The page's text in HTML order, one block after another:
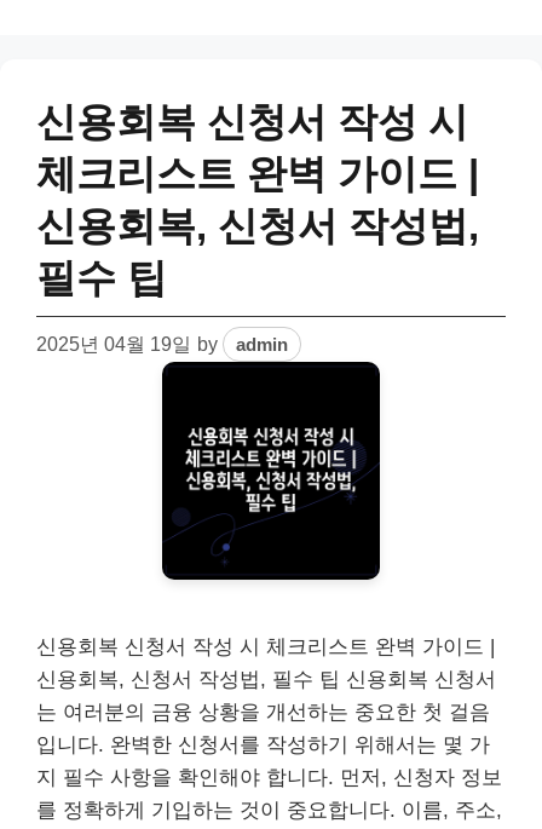
신용회복 신청서 작성 시
체크리스트 완벽 가이드 |
신용회복, 신청서 작성법,
필수 팁
2025년 04월 19일 by admin
신용회복 신청서 작성 시 체크리스트 완벽 가이드 |
신용회복, 신청서 작성법, 필수 팁 신용회복 신청서
는 여러분의 금융 상황을 개선하는 중요한 첫 걸음
입니다. 완벽한 신청서를 작성하기 위해서는 몇 가
지 필수 사항을 확인해야 합니다. 먼저, 신청자 정보
를 정확하게 기입하는 것이 중요합니다. 이름, 주소,